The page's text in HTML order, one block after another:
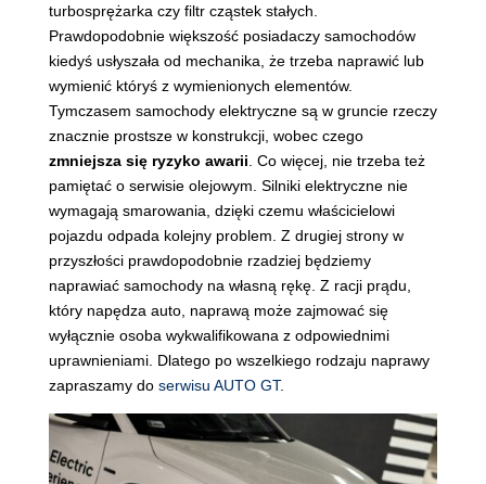
turbosprężarka czy filtr cząstek stałych.
Prawdopodobnie większość posiadaczy samochodów
kiedyś usłyszała od mechanika, że trzeba naprawić lub
wymienić któryś z wymienionych elementów.
Tymczasem samochody elektryczne są w gruncie rzeczy
znacznie prostsze w konstrukcji, wobec czego
zmniejsza się ryzyko awarii . Co więcej, nie trzeba też
pamiętać o serwisie olejowym. Silniki elektryczne nie
wymagają smarowania, dzięki czemu właścicielowi
pojazdu odpada kolejny problem. Z drugiej strony w
przyszłości prawdopodobnie rzadziej będziemy
naprawiać samochody na własną rękę. Z racji prądu,
który napędza auto, naprawą może zajmować się
wyłącznie osoba wykwalifikowana z odpowiednimi
uprawnieniami. Dlatego po wszelkiego rodzaju naprawy
zapraszamy do serwisu AUTO GT.